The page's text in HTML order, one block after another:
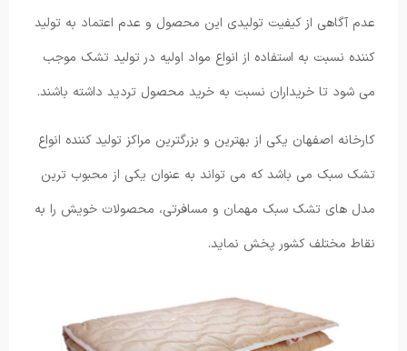
عدم آگاهی از کیفیت تولیدی این محصول و عدم اعتماد به تولید
کننده نسبت به استفاده از انواع مواد اولیه در تولید تشک موجب
می ‌شود تا خریداران نسبت به خرید محصول تردید داشته باشند.
کارخانه اصفهان یکی از بهترین و بزرگترین مراکز تولید کننده انواع
تشک سبک می باشد که می تواند به عنوان یکی از محبوب ترین
مدل های تشک سبک مهمان و مسافرتی، محصولات خویش را به
نقاط مختلف کشور پخش نماید.